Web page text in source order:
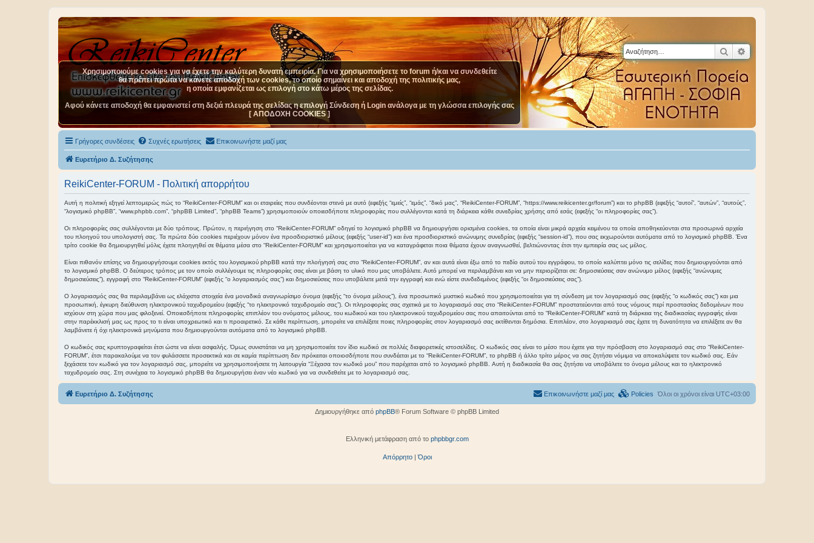
Αναζήτηση
Γρήγορες συνδέσεις Συχνές ερωτήσεις Επικοινωνήστε μαζί μας
Ευρετήριο Δ. Συζήτησης
ReikiCenter-FORUM - Πολιτική απορρήτου
Αυτή η πολιτική εξηγεί λεπτομερώς πώς το “ReikiCenter-FORUM” και οι εταιρείες που συνδέονται στενά με αυτό (εφεξής “εμείς”, “εμάς”, “δικό μας”, “ReikiCenter-FORUM”, “https://www.reikicenter.gr/forum”) και το phpBB (εφεξής “αυτοί”, “αυτών”, “αυτούς”,
“λογισμικό phpBB”, “www.phpbb.com”, “phpBB Limited”, “phpBB Teams”) χρησιμοποιούν οποιεσδήποτε πληροφορίες που συλλέγονται κατά τη διάρκεια κάθε συνεδρίας χρήσης από εσάς (εφεξής “οι πληροφορίες σας”).
Οι πληροφορίες σας συλλέγονται με δύο τρόπους. Πρώτον, η περιήγηση στο “ReikiCenter-FORUM” οδηγεί το λογισμικό phpBB να δημιουργήσει ορισμένα cookies, τα οποία είναι μικρά αρχεία κειμένου τα οποία αποθηκεύονται στα προσωρινά αρχεία
του πλοηγού του υπολογιστή σας. Τα πρώτα δύο cookies περιέχουν μόνον ένα προσδιοριστικό μέλους (εφεξής “user-id”) και ένα προσδιοριστικό ανώνυμης συνεδρίας (εφεξής “session-id”), που σας εκχωρούνται αυτόματα από το λογισμικό phpBB. Ένα
τρίτο cookie θα δημιουργηθεί μόλις έχετε πλοηγηθεί σε θέματα μέσα στο “ReikiCenter-FORUM” και χρησιμοποιείται για να καταγράφεται ποια θέματα έχουν αναγνωσθεί, βελτιώνοντας έτσι την εμπειρία σας ως μέλος.
Είναι πιθανόν επίσης να δημιουργήσουμε cookies εκτός του λογισμικού phpBB κατά την πλοήγησή σας στο “ReikiCenter-FORUM”, αν και αυτά είναι έξω από το πεδίο αυτού του εγγράφου, το οποίο καλύπτει μόνο τις σελίδες που δημιουργούνται από
το λογισμικό phpBB. Ο δεύτερος τρόπος με τον οποίο συλλέγουμε τις πληροφορίες σας είναι με βάση το υλικό που μας υποβάλετε. Αυτό μπορεί να περιλαμβάνει και να μην περιορίζεται σε: δημοσιεύσεις σαν ανώνυμο μέλος (εφεξής “ανώνυμες
δημοσιεύσεις”), εγγραφή στο “ReikiCenter-FORUM” (εφεξής “ο λογαριασμός σας”) και δημοσιεύσεις που υποβάλετε μετά την εγγραφή και ενώ είστε συνδεδεμένος (εφεξής “οι δημοσιεύσεις σας”).
Ο λογαριασμός σας θα περιλαμβάνει ως ελάχιστα στοιχεία ένα μοναδικά αναγνωρίσιμο όνομα (εφεξής “το όνομα μέλους”), ένα προσωπικό μυστικό κωδικό που χρησιμοποιείται για τη σύνδεση με τον λογαριασμό σας (εφεξής “ο κωδικός σας”) και μια
προσωπική, έγκυρη διεύθυνση ηλεκτρονικού ταχυδρομείου (εφεξής “το ηλεκτρονικό ταχυδρομείο σας”). Οι πληροφορίες σας σχετικά με το λογαριασμό σας στο “ReikiCenter-FORUM” προστατεύονται από τους νόμους περί προστασίας δεδομένων που
ισχύουν στη χώρα που μας φιλοξενεί. Οποιεσδήποτε πληροφορίες επιπλέον του ονόματος μέλους, του κωδικού και του ηλεκτρονικού ταχυδρομείου σας που απαιτούνται από το “ReikiCenter-FORUM” κατά τη διάρκεια της διαδικασίας εγγραφής είναι
στην παρέκκλισή μας ως προς το τι είναι υποχρεωτικό και τι προαιρετικό. Σε κάθε περίπτωση, μπορείτε να επιλέξετε ποιες πληροφορίες στον λογαριασμό σας εκτίθενται δημόσια. Επιπλέον, στο λογαριασμό σας έχετε τη δυνατότητα να επιλέξετε αν θα
λαμβάνετε ή όχι ηλεκτρονικά μηνύματα που δημιουργούνται αυτόματα από το λογισμικό phpBB.
Ο κωδικός σας κρυπτογραφείται έτσι ώστε να είναι ασφαλής. Όμως συνιστάται να μη χρησιμοποιείτε τον ίδιο κωδικό σε πολλές διαφορετικές ιστοσελίδες. Ο κωδικός σας είναι το μέσο που έχετε για την πρόσβαση στο λογαριασμό σας στο “ReikiCenter-
FORUM”, έτσι παρακαλούμε να τον φυλάσσετε προσεκτικά και σε καμία περίπτωση δεν πρόκειται οποιοσδήποτε που συνδέεται με το “ReikiCenter-FORUM”, το phpBB ή άλλο τρίτο μέρος να σας ζητήσει νόμιμα να αποκαλύψετε τον κωδικό σας. Εάν
ξεχάσετε τον κωδικό για τον λογαριασμό σας, μπορείτε να χρησιμοποιήσετε τη λειτουργία “Ξέχασα τον κωδικό μου” που παρέχεται από το λογισμικό phpBB. Αυτή η διαδικασία θα σας ζητήσει να υποβάλετε το όνομα μέλους και το ηλεκτρονικό
ταχυδρομείο σας. Στη συνέχεια το λογισμικό phpBB θα δημιουργήσει έναν νέο κωδικό για να συνδεθείτε με το λογαριασμό σας.
Χρησιμοποιούμε cookies για να έχετε την καλύτερη δυνατή εμπειρία. Για να χρησιμοποιήσετε το forum ή/και να συνδεθείτε
θα πρέπει πρώτα να κάνετε αποδοχή των cookies, το οποίο σημαίνει και αποδοχή της πολιτικής μας,
η οποία εμφανίζεται ως επιλογή στο κάτω μέρος της σελίδας.
Αφού κάνετε αποδοχή θα εμφανιστεί στη δεξιά πλευρά της σελίδας η επιλογή Σύνδεση ή Login ανάλογα με τη γλώσσα επιλογής σας
[ ΑΠΟΔΟΧΗ COOKIES ]
Ευρετήριο Δ. Συζήτησης Όλοι οι χρόνοι είναι UTC+03:00
Policies
Επικοινωνήστε μαζί μας
Δημιουργήθηκε από phpBB® Forum Software © phpBB Limited
Ελληνική μετάφραση από το phpbbgr.com
Απόρρητο|Όροι